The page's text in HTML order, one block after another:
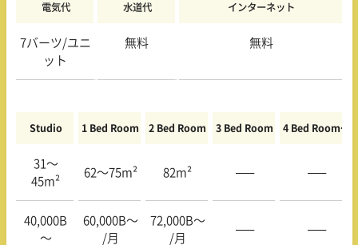
電気代 水道代 インターネット
7バーツ/ユニ
ット
無料 無料
Studio 1 Bed Room 2 Bed Room 3 Bed Room 4 Bed Room〜
31〜
45m²
62〜75m² 82m² —– —–
40,000B
〜
60,000B〜
/月
72,000B〜
/月
—– —–